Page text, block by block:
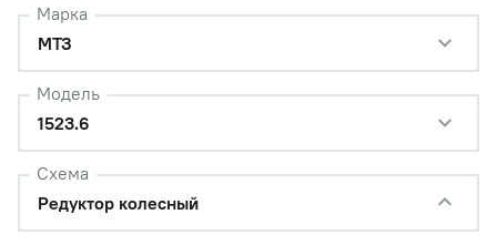
Марка
МТЗ
Модель
1523.6
Схема
Редуктор колесный